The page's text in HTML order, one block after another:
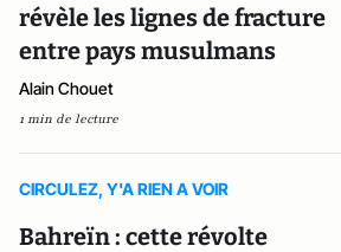
révèle les lignes de fracture
entre pays musulmans
Alain Chouet
1 min de lecture
CIRCULEZ, Y'A RIEN A VOIR
Bahreïn : cette révolte